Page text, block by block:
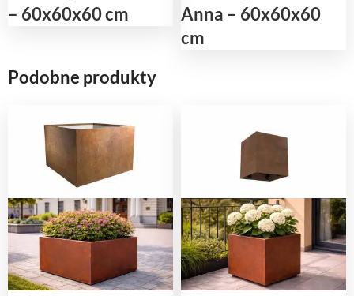
– 60x60x60 cm
Anna – 60x60x60
cm
Podobne produkty